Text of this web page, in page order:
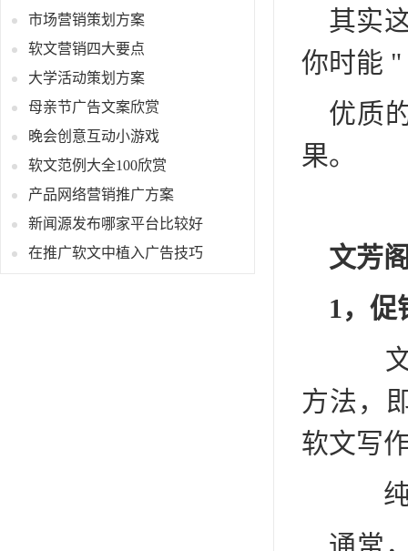
市场营销策划方案
软文营销四大要点
大学活动策划方案
母亲节广告文案欣赏
晚会创意互动小游戏
软文范例大全100欣赏
产品网络营销推广方案
新闻源发布哪家平台比较好
在推广软文中植入广告技巧
其实
你时能
优质
果。
文芳
1，促
文
方法，
软文写
纯
通常